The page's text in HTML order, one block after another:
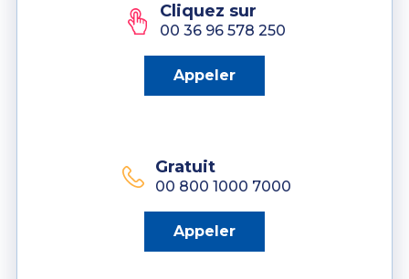
Cliquez sur
00 36 96 578 250
Appeler
Gratuit
00 800 1000 7000
Appeler